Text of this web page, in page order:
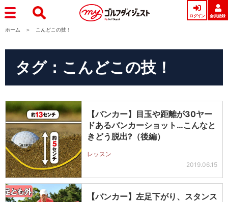
ログイン 会員登録
ホーム こんどこの技！
タグ：こんどこの技！
【バンカー】目玉や距離が30ヤー
ドあるバンカーショット…こんなと
きどう脱出?（後編）
レッスン
2019.06.15
【バンカー】左足下がり、スタンス